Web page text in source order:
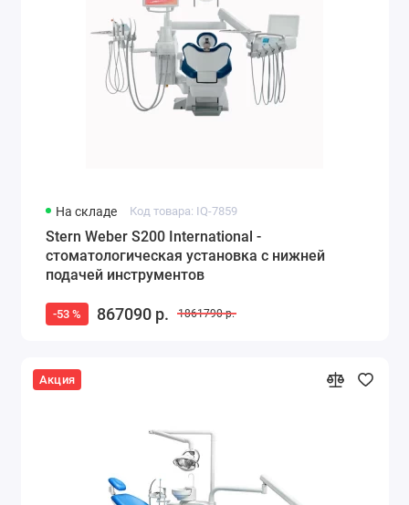
На складе Код товара: IQ-7859
Stern Weber S200 International -
стоматологическая установка с нижней
подачей инструментов
-53 % 867090 р. 1861790 р.
Акция